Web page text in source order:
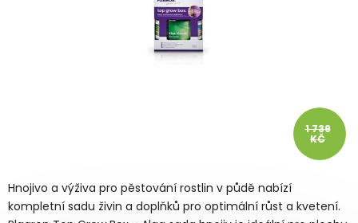
Hnojivo a výživa pro pěstování rostlin v půdě nabízí
kompletní sadu živin a doplňků pro optimální růst a kvetení.
1 739
KČ